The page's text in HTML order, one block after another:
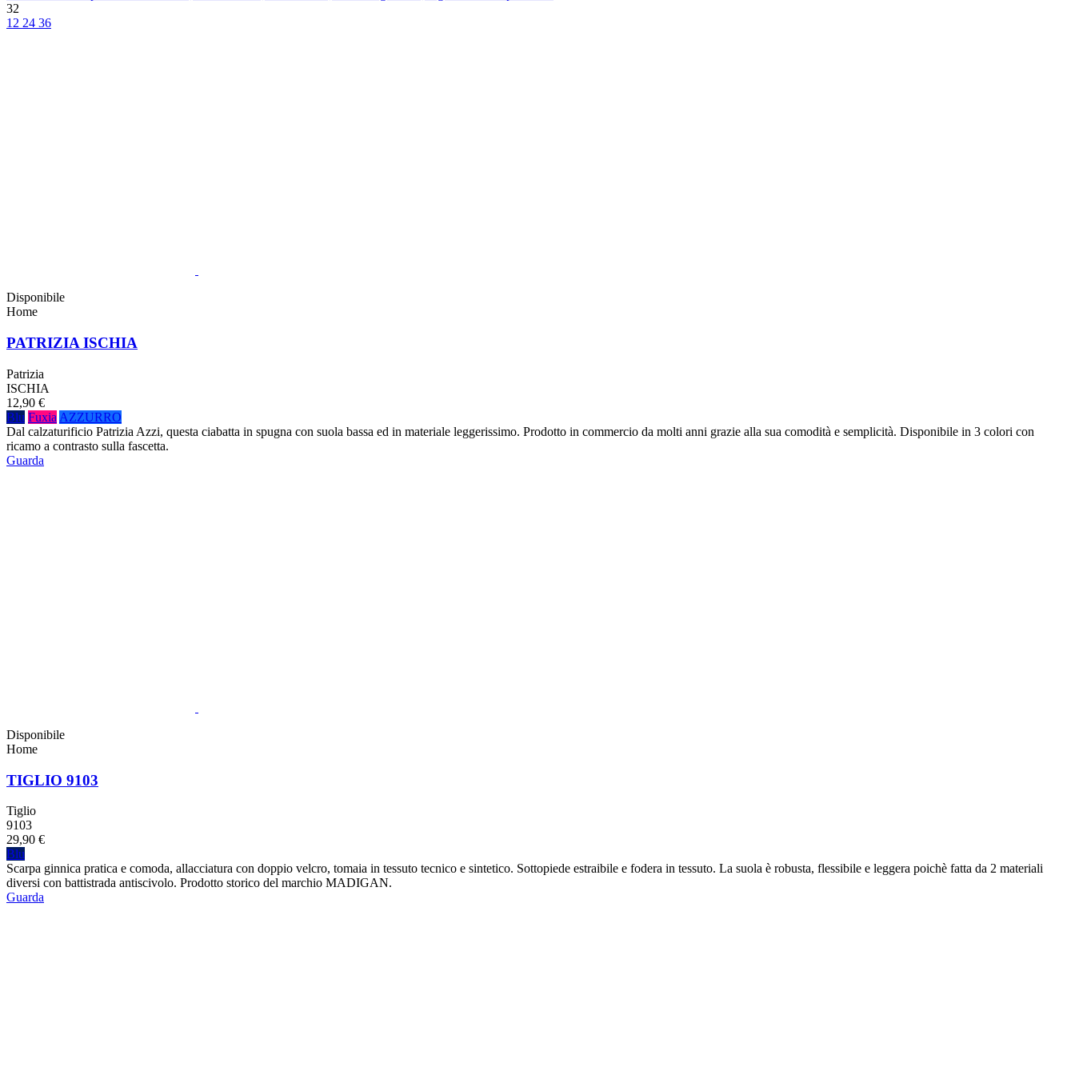
32
12 24 36
Disponibile
Home
PATRIZIA ISCHIA
Patrizia
ISCHIA
12,90 €
Blu Fuxia AZZURRO
Dal calzaturificio Patrizia Azzi, questa ciabatta in spugna con suola bassa ed in materiale leggerissimo. Prodotto in commercio da molti anni grazie alla sua comodità e semplicità. Disponibile in 3 colori con
ricamo a contrasto sulla fascetta.
Guarda
Disponibile
Home
TIGLIO 9103
Tiglio
9103
29,90 €
Blu
Scarpa ginnica pratica e comoda, allacciatura con doppio velcro, tomaia in tessuto tecnico e sintetico. Sottopiede estraibile e fodera in tessuto. La suola è robusta, flessibile e leggera poichè fatta da 2 materiali
diversi con battistrada antiscivolo. Prodotto storico del marchio MADIGAN.
Guarda